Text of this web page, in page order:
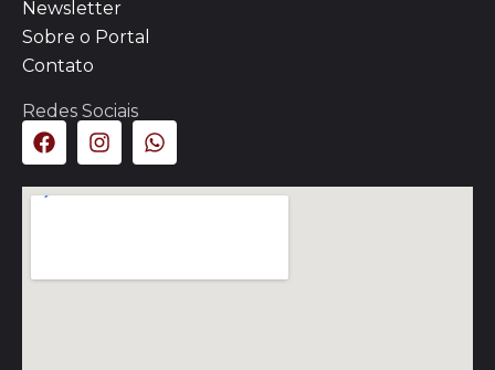
Newsletter
Sobre o Portal
Contato
Redes Sociais